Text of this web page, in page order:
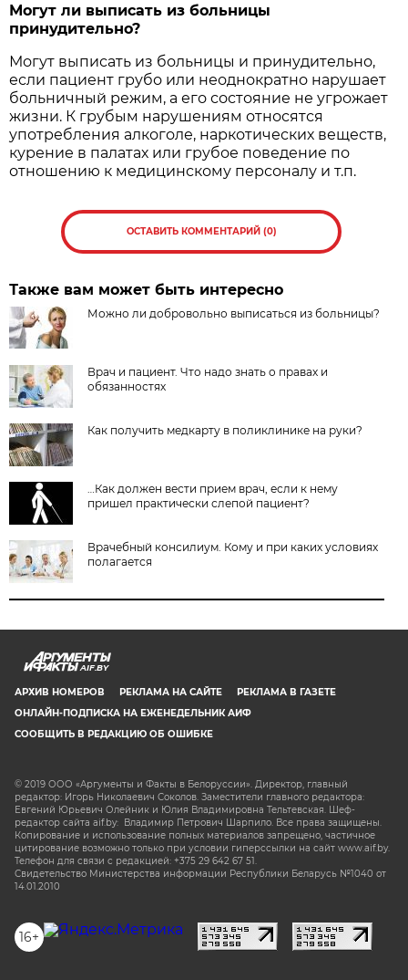
Могут ли выписать из больницы
принудительно?
Могут выписать из больницы и принудительно,
если пациент грубо или неоднократно нарушает
больничный режим, а его состояние не угрожает
жизни. К грубым нарушениям относятся
употребления алкоголе, наркотических веществ,
курение в палатах или грубое поведение по
отношению к медицинскому персоналу и т.п.
ОСТАВИТЬ КОММЕНТАРИЙ (0)
Также вам может быть интересно
Можно ли добровольно выписаться из больницы?
Врач и пациент. Что надо знать о правах и
обязанностях
Как получить медкарту в поликлинике на руки?
…Как должен вести прием врач, если к нему
пришел практически слепой пациент?
Врачебный консилиум. Кому и при каких условиях
полагается
AIF.BY
АРХИВ НОМЕРОВ РЕКЛАМА НА САЙТЕ
РЕКЛАМА В ГАЗЕТЕ
ОНЛАЙН-ПОДПИСКА НА ЕЖЕНЕДЕЛЬНИК АИФ
СООБЩИТЬ В РЕДАКЦИЮ ОБ ОШИБКЕ
© 2019 ООО «Аргументы и Факты в Белоруссии». Директор, главный
редактор: Игорь Николаевич Соколов. Заместители главного редактора:
Евгений Юрьевич Олейник и Юлия Владимировна Тельтевская. Шеф-
редактор сайта aif.by: Владимир Петрович Шарпило. Все права защищены.
Копирование и использование полных материалов запрещено, частичное
цитирование возможно только при условии гиперссылки на сайт www.aif.by.
Телефон для связи с редакцией: +375 29 642 67 51.
Свидетельство Министерства информации Республики Беларусь №1040 от
14.01.2010
16+